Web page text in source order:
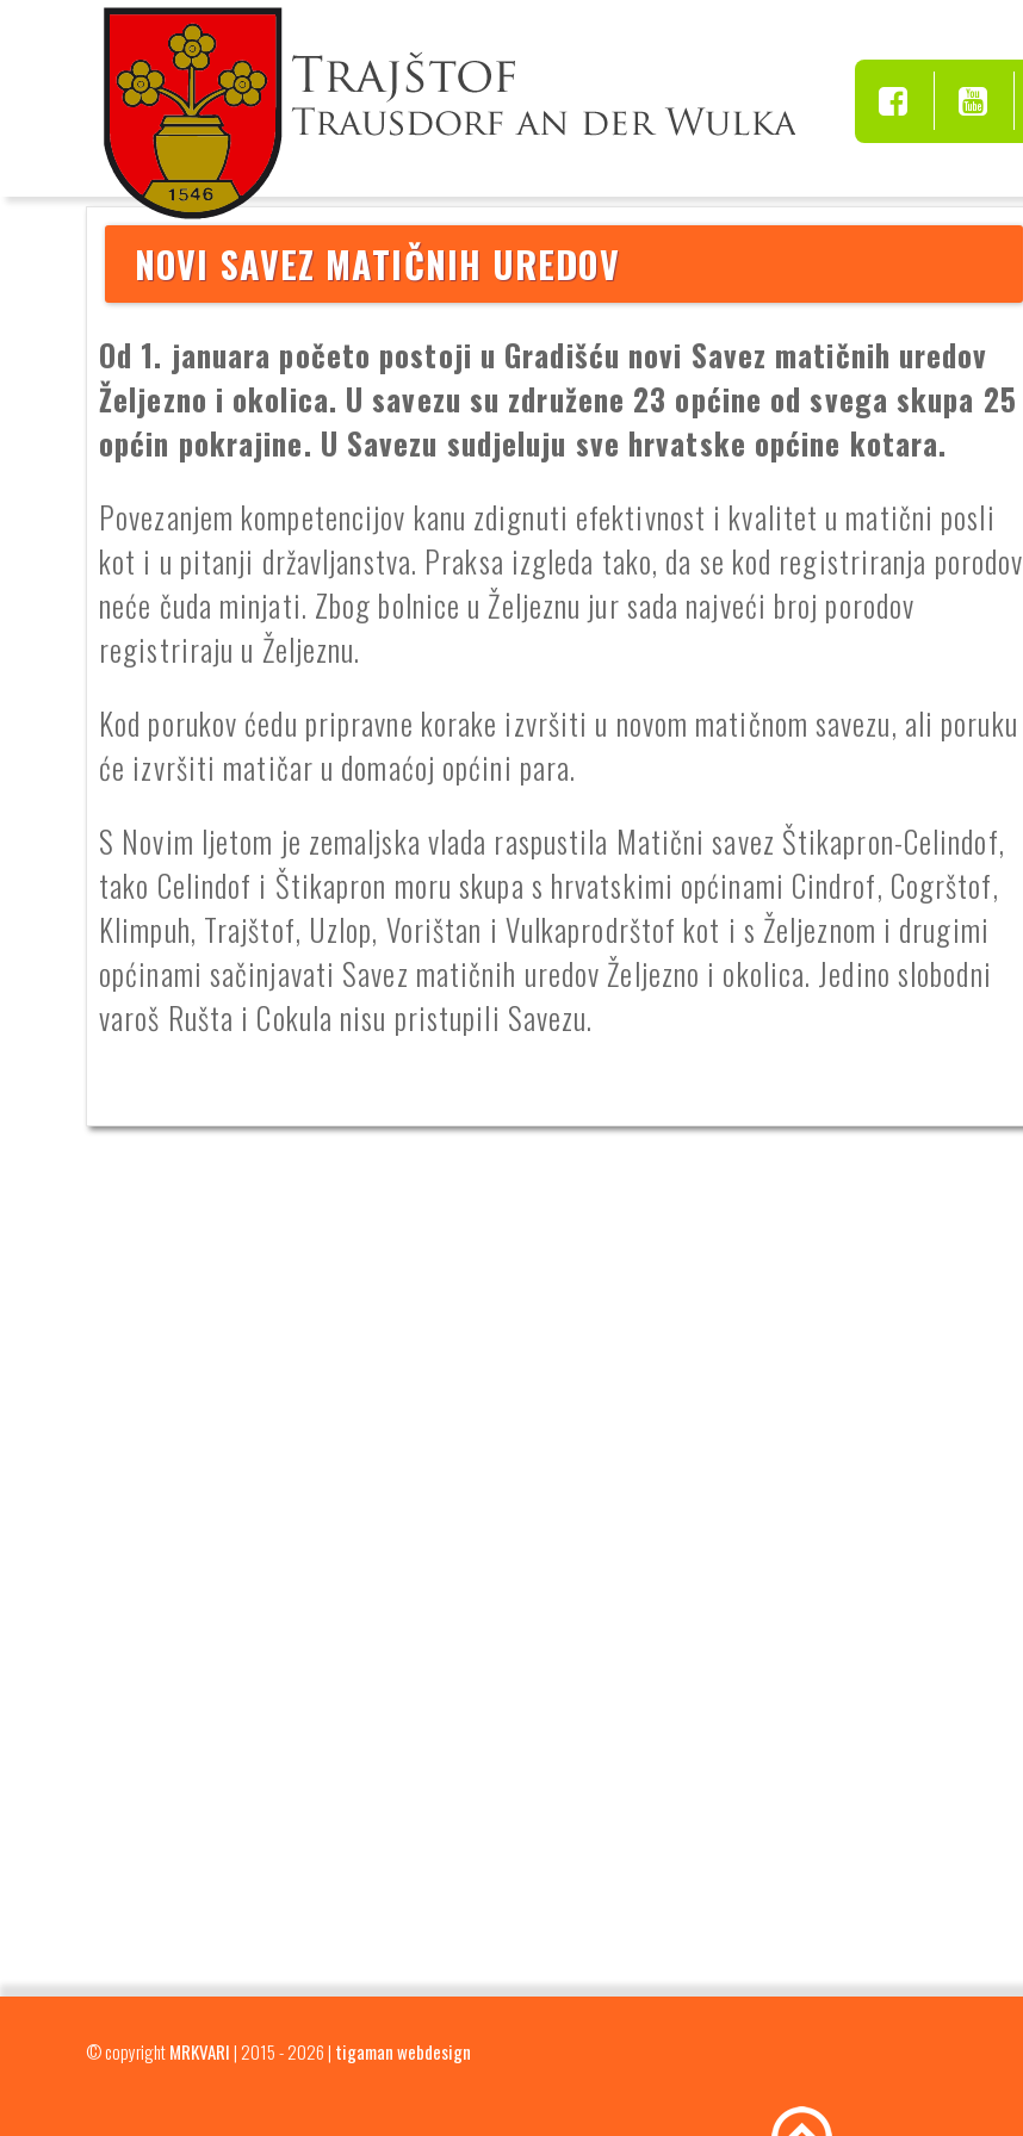
NOVI SAVEZ MATIČNIH UREDOV
Od 1. januara početo postoji u Gradišću novi Savez matičnih uredov
Željezno i okolica. U savezu su združene 23 općine od svega skupa 25
općin pokrajine. U Savezu sudjeluju sve hrvatske općine kotara.
Povezanjem kompetencijov kanu zdignuti efektivnost i kvalitet u matični posli
kot i u pitanji državljanstva. Praksa izgleda tako, da se kod registriranja porodov
neće čuda minjati. Zbog bolnice u Željeznu jur sada najveći broj porodov
registriraju u Željeznu.
Kod porukov ćedu pripravne korake izvršiti u novom matičnom savezu, ali poruku
će izvršiti matičar u domaćoj općini para.
S Novim ljetom je zemaljska vlada raspustila Matični savez Štikapron-Celindof,
tako Celindof i Štikapron moru skupa s hrvatskimi općinami Cindrof, Cogrštof,
Klimpuh, Trajštof, Uzlop, Vorištan i Vulkaprodrštof kot i s Željeznom i drugimi
općinami sačinjavati Savez matičnih uredov Željezno i okolica. Jedino slobodni
varoš Rušta i Cokula nisu pristupili Savezu.
© copyrightMRKVARI| 2015 - 2026 | tigaman webdesign